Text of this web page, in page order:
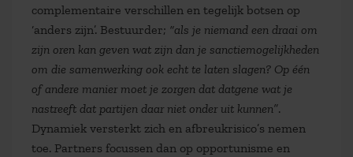
complementaire verschillen en tegelijk botsen op
‘anders zijn’. Bestuurder; “als je niemand een draai om
zijn oren kan geven wat zijn dan je sanctiemogelijkheden
om die samenwerking ook echt te laten slagen? Op één
of andere manier moet je zorgen dat datgene wat je
nastreeft dat partijen daar niet onder uit kunnen”.
Dynamiek versterkt zich en afbreukrisico’s nemen
toe. Partners focussen dan op opportunisme en